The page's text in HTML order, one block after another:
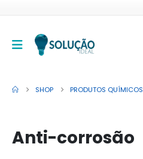
SHOP PRODUTOS QUÍMICOS
Anti-corrosão